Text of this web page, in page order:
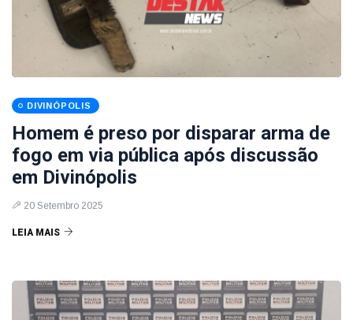
DIVINÓPOLIS
Homem é preso por disparar arma de
fogo em via pública após discussão
em Divinópolis
20 Setembro 2025
LEIA MAIS